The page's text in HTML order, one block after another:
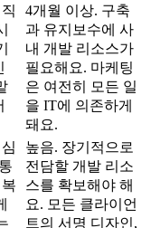
4개월 이상. 구축
과 유지보수에 사
내 개발 리소스가
필요해요. 마케팅
은 여전히 모든 일
을 IT에 의존하게
돼요.
높음. 장기적으로
전담할 개발 리소
스를 확보해야 해
요. 모든 클라이언
트의 서명 디자인,